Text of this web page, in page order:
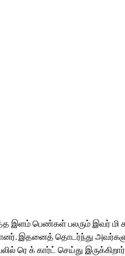
இளம் பெண்கள் பலரும் இவர் மி
இதனைத் தொடர்ந்து
க் கார்ட் செய்து